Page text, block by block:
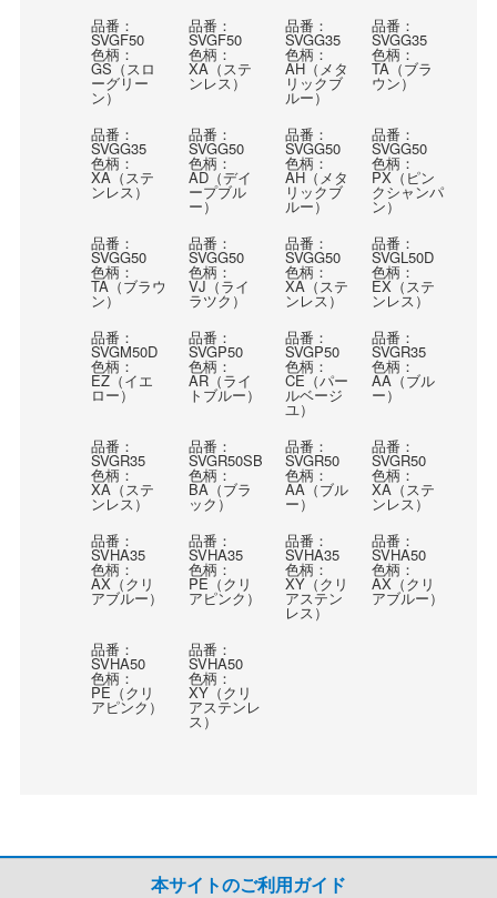
品番：
SVGF50
色柄：
GS（スロ
ーグリー
ン）
品番：
SVGF50
色柄：
XA（ステ
ンレス）
品番：
SVGG35
色柄：
AH（メタ
リックブ
ルー）
品番：
SVGG35
色柄：
TA（ブラ
ウン）
品番：
SVGG35
色柄：
XA（ステ
ンレス）
品番：
SVGG50
色柄：
AD（デイ
ープブル
ー）
品番：
SVGG50
色柄：
AH（メタ
リックブ
ルー）
品番：
SVGG50
色柄：
PX（ピン
クシャンパ
ン）
品番：
SVGG50
色柄：
TA（ブラウ
ン）
品番：
SVGG50
色柄：
VJ（ライ
ラツク）
品番：
SVGG50
色柄：
XA（ステ
ンレス）
品番：
SVGL50D
色柄：
EX（ステ
ンレス）
品番：
SVGM50D
色柄：
EZ（イエ
ロー）
品番：
SVGP50
色柄：
AR（ライ
トブルー）
品番：
SVGP50
色柄：
CE（パー
ルベージ
ユ）
品番：
SVGR35
色柄：
AA（ブル
ー）
品番：
SVGR35
色柄：
XA（ステ
ンレス）
品番：
SVGR50SB
色柄：
BA（ブラ
ック）
品番：
SVGR50
色柄：
AA（ブル
ー）
品番：
SVGR50
色柄：
XA（ステ
ンレス）
品番：
SVHA35
色柄：
AX（クリ
アブルー）
品番：
SVHA35
色柄：
PE（クリ
アピンク）
品番：
SVHA35
色柄：
XY（クリ
アステン
レス）
品番：
SVHA50
色柄：
AX（クリ
アブルー）
品番：
SVHA50
色柄：
PE（クリ
アピンク）
品番：
SVHA50
色柄：
XY（クリ
アステンレ
ス）
本サイトのご利用ガイド